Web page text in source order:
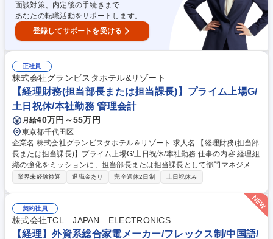
面談対策、内定後の手続きまで
あなたの転職活動をサポートします。
登録してサポートを受ける
正社員
株式会社グランビスタホテル&リゾート
【経理財務(担当部長または担当課長)】プライム上場G/
土日祝休/本社勤務 管理会計
月給40万円～55万円
東京都千代田区
企業名 株式会社グランビスタホテル＆リゾート 求人名 【経理財務(担当部
長または担当課長)】プライム上場G/土日祝休/本社勤務 仕事の内容 経理組
織の強化をミッションに、担当部長または担当課長として部門マネジメン
トをお任せします。プレイングマネージャーとして決算・税務等の実務
ント・業務構築：■部方針の立案・浸透、メンバーのフォロー■AI・ITを活
用した経理プロセス立案・運用■固定資産管理システム導入への参画 ◇プ
レイングマネージャーとしての経理実務：■月次・年次決算（帳簿・財務
諸表作成等）■税務（顧問税理士調整、申告書作成、調査対応）■会計監査
業界未経験歓迎 退職金あり 完全週休2日制 土日祝休み
契約社員
株式会社TCL JAPAN ELECTRONICS
【経理】外資系総合家電メーカー/フレックス制/中国語/